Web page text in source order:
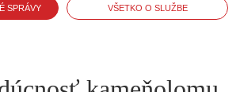
SPRÁVY VŠETKO O SLUŽBE